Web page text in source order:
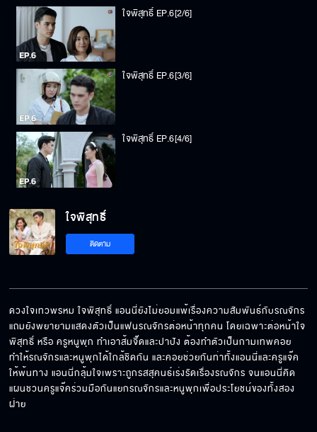
ใจพิสุทธิ์ EP.6[2/6]
ใจพิสุทธิ์ EP.6[3/6]
ใจพิสุทธิ์ EP.6[4/6]
ใจพิสุทธิ์
ติดตาม
ดวงใจเทวพรหม ใจพิสุทธิ์ แอนนี่ยังไม่ยอมแพ้เรื่องความสัมพันธ์กับรณจักร
แถมยังพยายามแสดงตัวเป็นแฟนรณจักรต่อหน้าทุกคน โดยเฉพาะต่อหน้าใจ
พิสุทธิ์ หรือ ครูหนูพุก ทำเอาส้มจี๊ดและปาปัง ต้องทำตัวเป็นกามเทพคอย
ทำให้รณจักรและหนูพุกได้ใกล้ชิดกัน และคอยช่วยกันท่าทั้งแอนนี่และครูแจ๊ค
ให้พ้นทาง แอนนี่กลุ้มใจเพราะถูกรสสุคนธ์เร่งรัดเรื่องรณจักร จนแอนนี่คิด
แผนชวนครูแจ๊คร่วมมือกันแยกรณจักรและหนูพุกเพื่อประโยชน์ของทั้งสอง
ฝ่าย